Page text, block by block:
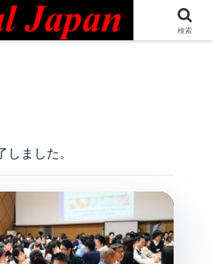
ティ・Bilingual Professionals Network
しました。
検索